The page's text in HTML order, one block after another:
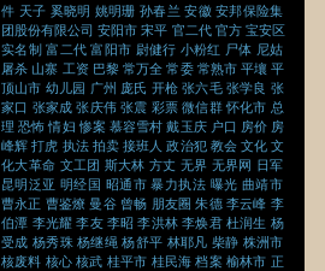
件 天子 奚晓明 姚明珊 孙春兰 安徽 安邦保险集
团股份有限公司 安阳市 宋平 官二代 官方 宝安区
实名制 富二代 富阳市 尉健行 小粉红 尸体 尼姑
屠杀 山寨 工资 巴黎 常万全 常委 常熟市 平壤 平
顶山市 幼儿园 广州 庞氏 开枪 张六毛 张学良 张
家口 张家成 张庆伟 张震 彩票 微信群 怀化市 总
理 恐怖 情妇 惨案 慕容雪村 戴玉庆 户口 房价 房
峰辉 打虎 执法 拍卖 接班人 政治犯 教会 文化 文
化大革命 文工团 斯大林 方丈 无界 无界网 日军
昆明泛亚 明经国 昭通市 暴力执法 曝光 曲靖市
曹永正 曹鉴燎 曼谷 曾畅 朋友圈 朱德 李云峰 李
伯潭 李光耀 李友 李昭 李洪林 李焕君 杜润生 杨
受成 杨秀珠 杨继绳 杨舒平 林耶凡 柴静 株洲市
核废料 核心 核武 桂平市 桂民海 档案 榆林市 正